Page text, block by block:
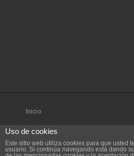
Inicio
Uso de cookies
Este sitio web utiliza cookies para que usted
usuario. Si continúa navegando está dando